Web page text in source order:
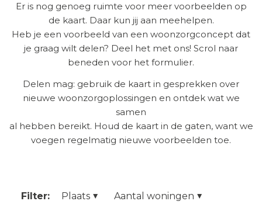
Er is nog genoeg ruimte voor meer voorbeelden op
de kaart. Daar kun jij aan meehelpen.
Heb je een voorbeeld van een woonzorgconcept dat
je graag wilt delen? Deel het met ons! Scrol naar
beneden voor het formulier.
Delen mag: gebruik de kaart in gesprekken over
nieuwe woonzorgoplossingen en ontdek wat we
samen
al hebben bereikt. Houd de kaart in de gaten, want we
voegen regelmatig nieuwe voorbeelden toe.